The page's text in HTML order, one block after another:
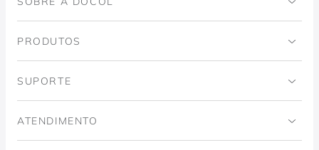
Institucional
Trabalhe Conosco
PRODUTOS
Banheiro
SUPORTE
Código de Ética
ATENDIMENTO